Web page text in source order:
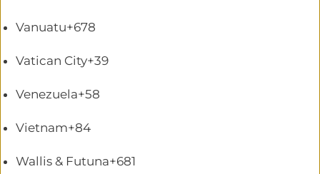
Vanuatu+678
Vatican City+39
Venezuela+58
Vietnam+84
Wallis & Futuna+681